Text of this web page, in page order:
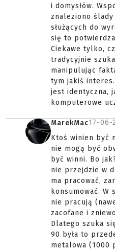
i domysłów.
znaleziono
służących do
się to
Ciekawe tylko,
tradycyjnie
manipulując
tym jakiś
jest identyczna,
komputerowe
MarekMac17-06-
Ktoś winien być
nie mogą być
być winni. Bo
nie przejdzie w
ma pracować,
konsumować.
nie pracują
zacofane i
Dlatego szuka
90 była to
metalowa (1000